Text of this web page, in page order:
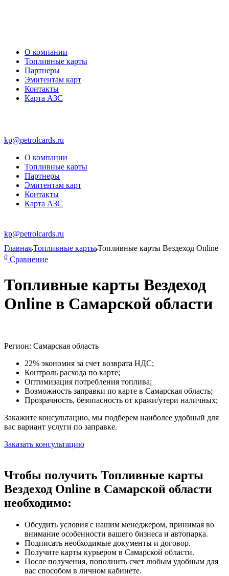
О компании
Топливные карты
Партнеры
Эмитентам карт
Контакты
Карта АЗС
kp@petrolcards.ru
О компании
Топливные карты
Партнеры
Эмитентам карт
Контакты
Карта АЗС
kp@petrolcards.ru
ГлавнаяТопливные картыТопливные карты Вездеход Online
0 Сравнение
Топливные карты Вездеход
Online в Самарской области
Регион: Самарская область
22% экономия за счет возврата НДС;
Контроль расхода по карте;
Оптимизация потребления топлива;
Возможность заправки по карте в Самарская область;
Прозрачность, безопасность от кражи/утери наличных;
Закажите консультацию, мы подберем наиболее удобный для
вас вариант услуги по заправке.
Заказать консультацию
Чтобы получить Топливные карты
Вездеход Online в Самарской области
необходимо:
Обсудить условия с нашим менеджером, принимая во
внимание особенности вашего бизнеса и автопарка.
Подписать необходимые документы и договор.
Получите карты курьером в Самарской области.
После получения, пополнить счет любым удобным для
вас способом в личном кабинете.